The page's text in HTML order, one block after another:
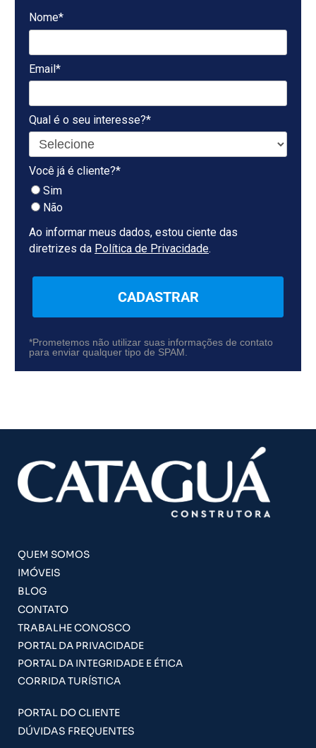
Nome*
Email*
Qual é o seu interesse?*
Você já é cliente?*
Sim
Não
Ao informar meus dados, estou ciente das
diretrizes da Política de Privacidade.
CADASTRAR
*Prometemos não utilizar suas informações de contato
para enviar qualquer tipo de SPAM.
QUEM SOMOS
IMÓVEIS
BLOG
CONTATO
TRABALHE CONOSCO
PORTAL DA PRIVACIDADE
PORTAL DA INTEGRIDADE E ÉTICA
CORRIDA TURÍSTICA
PORTAL DO CLIENTE
DÚVIDAS FREQUENTES